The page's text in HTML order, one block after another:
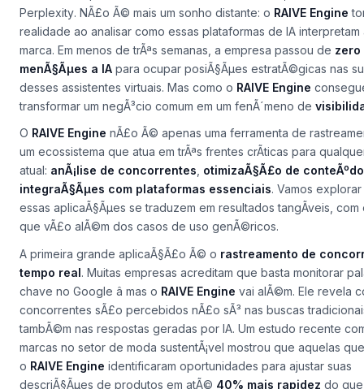
Imagine que uma pequena loja de sapatos dePorto Alegre
barreira de aparecer nos resultados deChatGPT ,Geminie
Perplexity . NÃ£o Ã© mais um sonho distante: o RAIVE Engine
realidade ao analisar como essas plataformas de IA interpretam
marca. Em menos de trÃªs semanas, a empresa passou dezero
menÃ§Ãµes a IApara ocupar posiÃ§Ãµes estratÃ©gicas nas
desses assistentes virtuais. Mas como o
RAIVE Engine
transformar um negÃ³cio comum em um fenÃ´meno de
ORAIVE EnginenÃ£o Ã© apenas uma ferramenta de
um ecossistema que atua em trÃªs frentes crÃ­ticas para
atual: anÃ¡lise de concorrentes ,otimizaÃ§Ã£o de
integraÃ§Ãµes com plataformas essenciais. Vamos
essas aplicaÃ§Ãµes se traduzem em resultados tangÃ­veis,
que vÃ£o alÃ©m dos casos de uso genÃ©ricos.
A primeira grande aplicaÃ§Ã£o Ã© orastreamento de
tempo real. Muitas empresas acreditam que basta monitorar
chave no Googleâ mas oRAIVE Engine vai alÃ©m. Ele revela
concorrentes sÃ£o percebidos nÃ£o sÃ³ nas buscas
tambÃ©m nas respostas geradas por IA. Um estudo recente
marcas no setor demoda sustentÃ¡velmostrou que aquelas